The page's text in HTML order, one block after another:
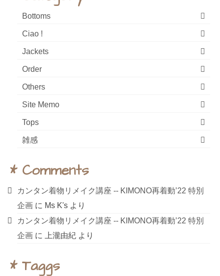
Bottoms
Ciao !
Jackets
Order
Others
Site Memo
Tops
雑感
* Comments
カンタン着物リメイク講座 ‐‐ KIMONO再着動’22 特別
企画 に Ms K's より
カンタン着物リメイク講座 ‐‐ KIMONO再着動’22 特別
企画 に 上瀧由紀 より
* Taggs